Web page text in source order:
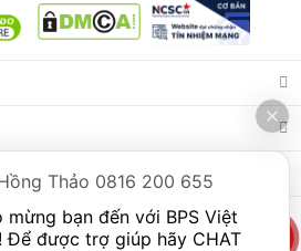
nước tinh khiết đã được lọc sạch
từ
: Hỗ trợ vận hành, đảm bảo áp
mở khi đầy nước.
THƯƠNG MẠI BPS VIỆT NAM
Thì Nhậm, Phường Hà Đông, Thành phố Hà
Thảo 0816 200 655
mừng bạn đến với BPS Việt
Để được trợ giúp hãy CHAT